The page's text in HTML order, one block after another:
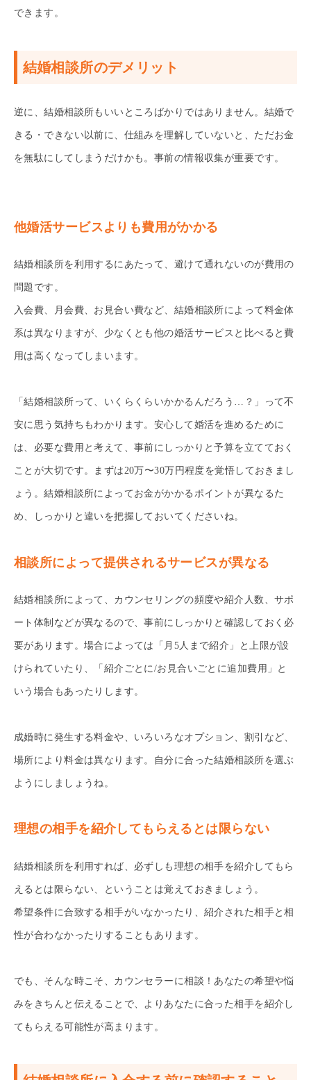
できます。
結婚相談所のデメリット
逆に、結婚相談所もいいところばかりではありません。結婚で
きる・できない以前に、仕組みを理解していないと、ただお金
を無駄にしてしまうだけかも。事前の情報収集が重要です。
他婚活サービスよりも費用がかかる
結婚相談所を利用するにあたって、避けて通れないのが費用の
問題です。
入会費、月会費、お見合い費など、結婚相談所によって料金体
系は異なりますが、少なくとも他の婚活サービスと比べると費
用は高くなってしまいます。
「結婚相談所って、いくらくらいかかるんだろう…？」って不
安に思う気持ちもわかります。安心して婚活を進めるために
は、必要な費用と考えて、事前にしっかりと予算を立てておく
ことが大切です。まずは20万〜30万円程度を覚悟しておきまし
ょう。結婚相談所によってお金がかかるポイントが異なるた
め、しっかりと違いを把握しておいてくださいね。
相談所によって提供されるサービスが異なる
結婚相談所によって、カウンセリングの頻度や紹介人数、サポ
ート体制などが異なるので、事前にしっかりと確認しておく必
要があります。場合によっては「月5人まで紹介」と上限が設
けられていたり、「紹介ごとに/お見合いごとに追加費用」と
いう場合もあったりします。
成婚時に発生する料金や、いろいろなオプション、割引など、
場所により料金は異なります。自分に合った結婚相談所を選ぶ
ようにしましょうね。
理想の相手を紹介してもらえるとは限らない
結婚相談所を利用すれば、必ずしも理想の相手を紹介してもら
えるとは限らない、ということは覚えておきましょう。
希望条件に合致する相手がいなかったり、紹介された相手と相
性が合わなかったりすることもあります。
でも、そんな時こそ、カウンセラーに相談！あなたの希望や悩
みをきちんと伝えることで、よりあなたに合った相手を紹介し
てもらえる可能性が高まります。